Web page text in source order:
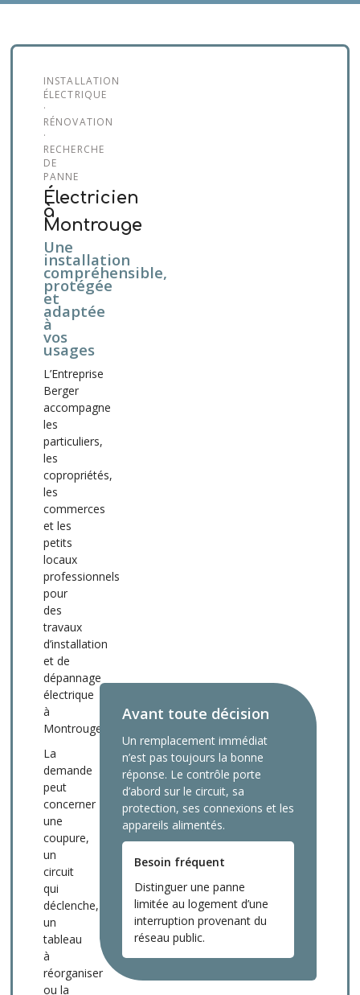
INSTALLATION
ÉLECTRIQUE
·
RÉNOVATION
·
RECHERCHE
DE
PANNE
Électricien
à
Montrouge
Une
installation
compréhensible,
protégée
et
adaptée
à
vos
usages
L’Entreprise
Berger
accompagne
les
particuliers,
les
copropriétés,
les
commerces
et les
petits
locaux
professionnels
pour
des
travaux
d’installation
et de
dépannage
électrique
à
Montrouge.
La
demande
peut
concerner
une
coupure,
un
circuit
qui
déclenche,
un
tableau
à
réorganiser
ou la
Avant toute décision
Un remplacement immédiat
n’est pas toujours la bonne
réponse. Le contrôle porte
d’abord sur le circuit, sa
protection, ses connexions et les
appareils alimentés.
Besoin fréquent
Distinguer une panne
limitée au logement d’une
interruption provenant du
réseau public.